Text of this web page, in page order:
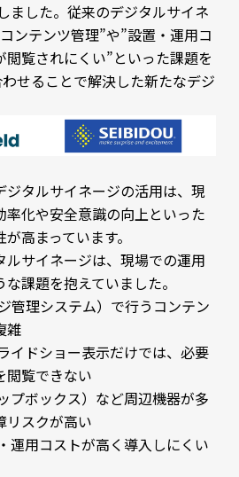
ました。従来のデジタルサイネ
ンテンツ管理”や”設置・運用コ
閲覧されにくい”といった課題を
せることで解決した新たなデジ
タルサイネージの活用は、現
化や安全意識の向上といった
高まっています。
ルサイネージは、現場での運用
課題を抱えていました。
管理システム）で行うコンテン
雑
ドショー表示だけでは、必要
閲覧できない
ボックス）など周辺機器が多
リスクが高い
用コストが高く導入しにくい